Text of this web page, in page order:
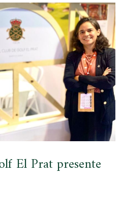
El Prat presente